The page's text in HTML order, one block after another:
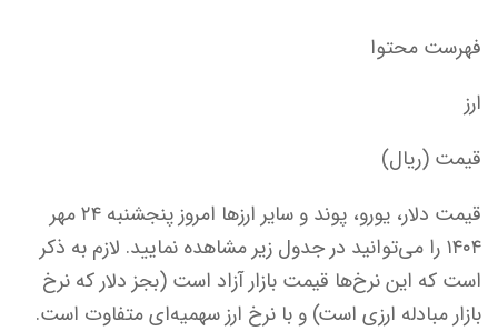
فهرست محتوا
ارز
قیمت (ریال)
قیمت دلار، یورو، پوند و سایر ارزها امروز پنجشنبه ۲۴ مهر
۱۴۰۴ را می‌توانید در جدول زیر مشاهده نمایید. لازم به ذکر
است که این نرخ‌ها قیمت بازار آزاد است (بجز دلار که نرخ
بازار مبادله ارزی است) و با نرخ ارز سهمیه‌ای متفاوت است.